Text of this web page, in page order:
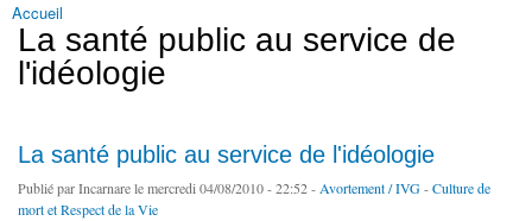
Vous êtes ici
Accueil
La santé public au service de
l'idéologie
La santé public au service de l'idéologie
Publié parIncarnarele mercredi 04/08/2010 - 22:52 -Avortement / IVG-Culture de
mort et Respect de la Vie